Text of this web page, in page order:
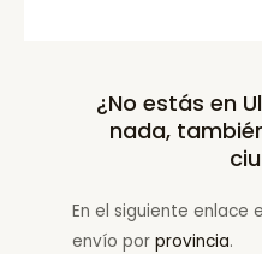
¿No estás en
nada,
En el siguiente enlace
envío por provincia.